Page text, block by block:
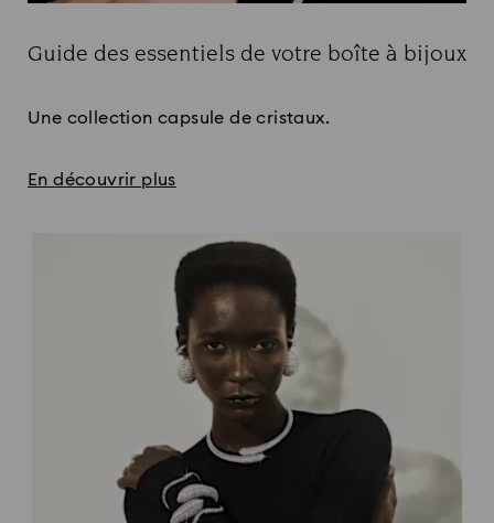
Guide des essentiels de votre boîte à bijoux
Une collection capsule de cristaux.
En découvrir plus